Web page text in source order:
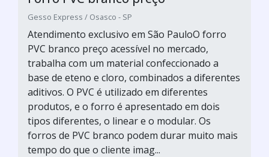
Gesso Express / Osasco - SP
Atendimento exclusivo em São PauloO forro
PVC branco preço acessível no mercado,
trabalha com um material confeccionado a
base de eteno e cloro, combinados a diferentes
aditivos. O PVC é utilizado em diferentes
produtos, e o forro é apresentado em dois
tipos diferentes, o linear e o modular. Os
forros de PVC branco podem durar muito mais
tempo do que o cliente imag...